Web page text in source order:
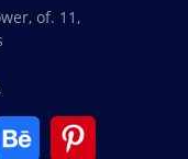
of. 11,